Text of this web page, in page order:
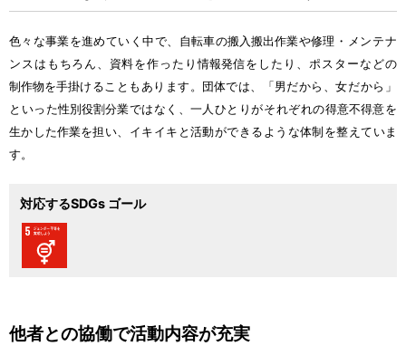
色々 な事業を進めていく 中で、 自転車の搬入搬出作業や修理 ・メンテナ
ンスはもちろん、 資料を作 ったり情報発信をしたり、ポスターなどの
制作物を手掛けることもあります。 団体では、「 男だから、 女だから」
といった性別 役割分業ではなく、 一人 ひとりがそれぞれの得意不得意を
生かした作業を担 い、イキイキと 活動ができるような体制 を整 えていま
す。
対応するSDGs ゴール
他者との協働で活動内容が充実